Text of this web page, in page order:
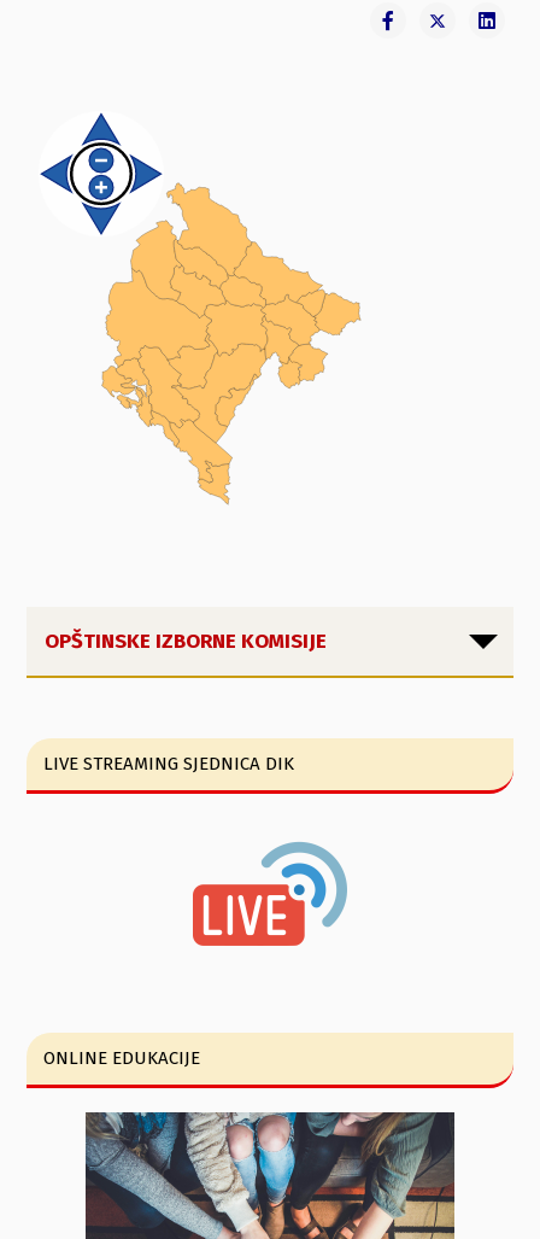
OPŠTINSKE IZBORNE KOMISIJE
LIVE STREAMING SJEDNICA DIK
ONLINE EDUKACIJE